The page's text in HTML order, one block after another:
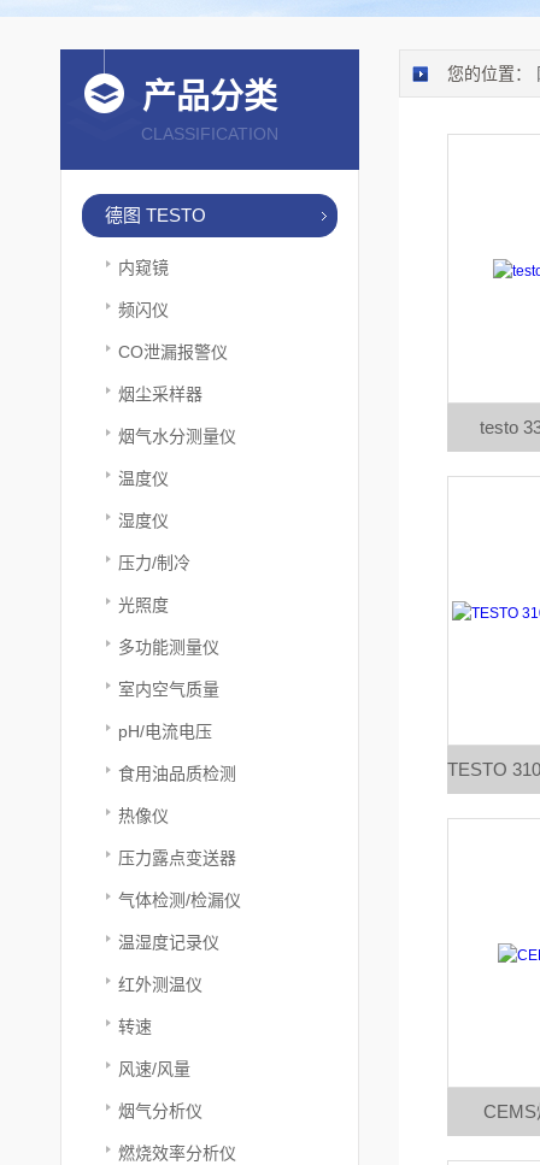
产品分类
CLASSIFICATION
德图 TESTO
内窥镜
频闪仪
CO泄漏报警仪
烟尘采样器
烟气水分测量仪
温度仪
湿度仪
压力/制冷
光照度
多功能测量仪
室内空气质量
pH/电流电压
食用油品质检测
热像仪
压力露点变送器
气体检测/检漏仪
温湿度记录仪
红外测温仪
转速
风速/风量
烟气分析仪
燃烧效率分析仪
您的位置：
testo
CEMS